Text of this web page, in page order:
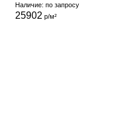
Наличие: по запросу
25902 р/м²